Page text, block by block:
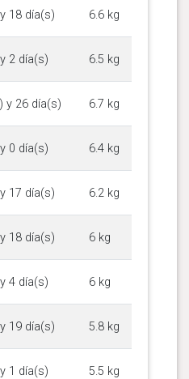
18 día(s) 6.6 kg
2 día(s) 6.5 kg
y 26 día(s) 6.7 kg
0 día(s) 6.4 kg
17 día(s) 6.2 kg
18 día(s) 6 kg
4 día(s) 6 kg
19 día(s) 5.8 kg
1 día(s) 5.5 kg